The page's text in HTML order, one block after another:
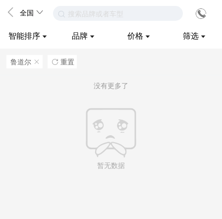
全国 搜索品牌或者车型
智能排序 品牌 价格 筛选
鲁道尔 ဆ  重置
没有更多了